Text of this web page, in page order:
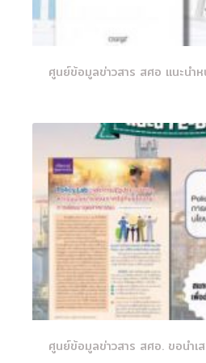
ศูนย์ข้อมูลข่าวสาร สศอ แนะนำ
ศูนย์ข้อมูลข่าวสาร สศอ. ขอนำเ